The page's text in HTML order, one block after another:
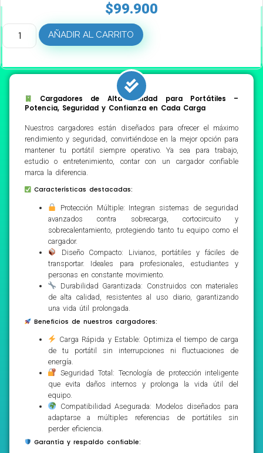
$99.900
AÑADIR AL CARRITO
Cargadores de Alta Calidad para Portátiles –
Potencia, Seguridad y Confianza en Cada Carga
Nuestros cargadores están diseñados para ofrecer el máximo
rendimiento y seguridad, convirtiéndose en la mejor opción para
mantener tu portátil siempre operativo. Ya sea para trabajo,
estudio o entretenimiento, contar con un cargador confiable
marca la diferencia.
Características destacadas:
Protección Múltiple: Integran sistemas de seguridad
avanzados contra sobrecarga, cortocircuito y
sobrecalentamiento, protegiendo tanto tu equipo como el
cargador.
Diseño Compacto: Livianos, portátiles y fáciles de
transportar. Ideales para profesionales, estudiantes y
personas en constante movimiento.
Durabilidad Garantizada: Construidos con materiales
de alta calidad, resistentes al uso diario, garantizando
una vida útil prolongada.
Beneficios de nuestros cargadores:
Carga Rápida y Estable: Optimiza el tiempo de carga
de tu portátil sin interrupciones ni fluctuaciones de
energía.
Seguridad Total: Tecnología de protección inteligente
que evita daños internos y prolonga la vida útil del
equipo.
Compatibilidad Asegurada: Modelos diseñados para
adaptarse a múltiples referencias de portátiles sin
perder eficiencia.
Garantía y respaldo confiable: